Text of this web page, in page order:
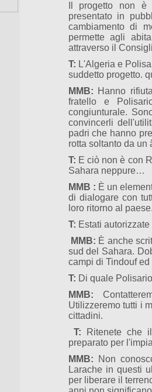
Il progetto non è
presentato in
cambiamento di
permette agli
attraverso il
T: L'Algeria e
suddetto progetto.
MMB: Hanno
fratello e
congiunturale.
convincerli
padri che hanno
rotta soltanto da un
T: E ciò non è con
Sahara neppure…
MMB : È un
di dialogare con
loro ritorno al
T: Estati
MMB: È anche
sud del Sahara.
campi di Tindouf
T: Di quale
MMB:
Utilizzeremo tutti i
cittadini.
T: Ritenete che
preparato per
MMB: Non
Larache in questi
per liberare il